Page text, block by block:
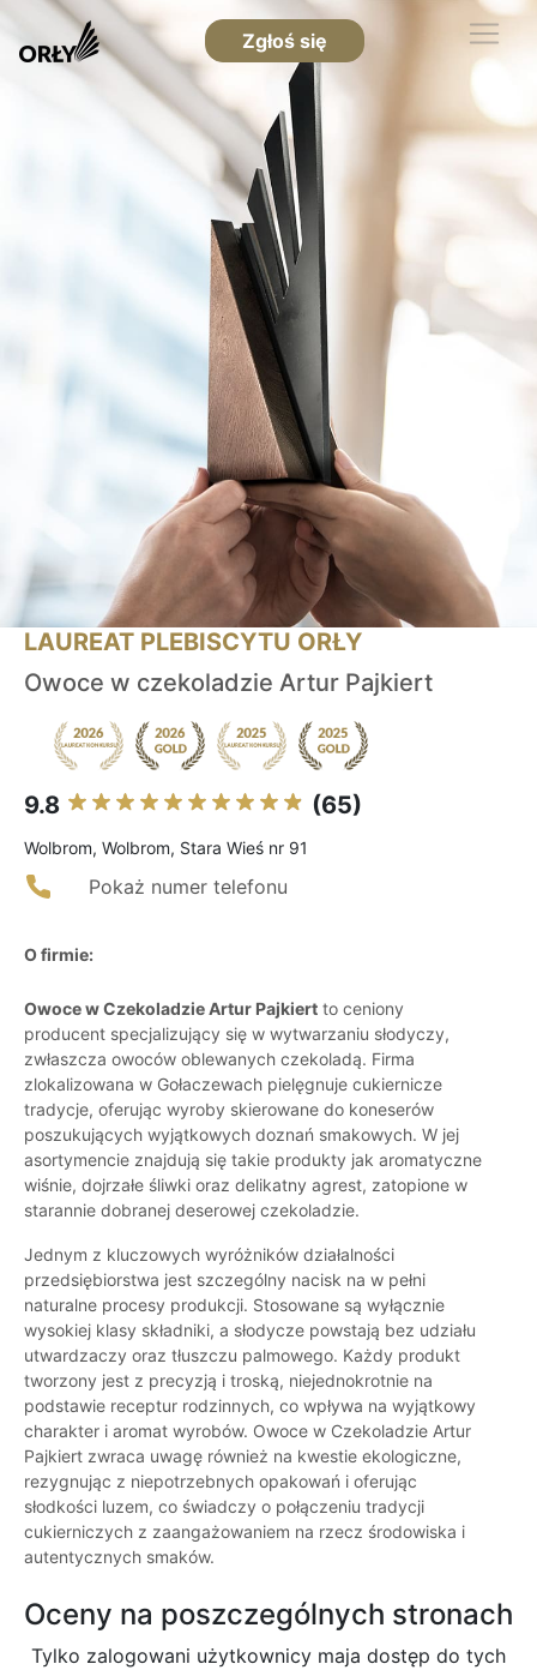
Zgłoś się
LAUREAT PLEBISCYTU ORŁY
Owoce w czekoladzie Artur Pajkiert
9.8 (65)
Wolbrom, Wolbrom, Stara Wieś nr 91
Pokaż numer telefonu
O firmie:
Owoce w Czekoladzie Artur Pajkiert to ceniony
producent specjalizujący się w wytwarzaniu słodyczy,
zwłaszcza owoców oblewanych czekoladą. Firma
zlokalizowana w Gołaczewach pielęgnuje cukiernicze
tradycje, oferując wyroby skierowane do koneserów
poszukujących wyjątkowych doznań smakowych. W jej
asortymencie znajdują się takie produkty jak aromatyczne
wiśnie, dojrzałe śliwki oraz delikatny agrest, zatopione w
starannie dobranej deserowej czekoladzie.
Jednym z kluczowych wyróżników działalności
przedsiębiorstwa jest szczególny nacisk na w pełni
naturalne procesy produkcji. Stosowane są wyłącznie
wysokiej klasy składniki, a słodycze powstają bez udziału
utwardzaczy oraz tłuszczu palmowego. Każdy produkt
tworzony jest z precyzją i troską, niejednokrotnie na
podstawie receptur rodzinnych, co wpływa na wyjątkowy
charakter i aromat wyrobów. Owoce w Czekoladzie Artur
Pajkiert zwraca uwagę również na kwestie ekologiczne,
rezygnując z niepotrzebnych opakowań i oferując
słodkości luzem, co świadczy o połączeniu tradycji
cukierniczych z zaangażowaniem na rzecz środowiska i
autentycznych smaków.
Oceny na poszczególnych stronach
Tylko zalogowani użytkownicy maja dostęp do tych